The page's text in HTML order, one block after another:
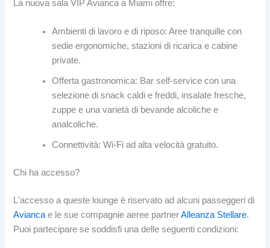
La nuova sala VIP Avianca a Miami offre:
Ambienti di lavoro e di riposo: Aree tranquille con
sedie ergonomiche, stazioni di ricarica e cabine
private.
Offerta gastronomica: Bar self-service con una
selezione di snack caldi e freddi, insalate fresche,
zuppe e una varietà di bevande alcoliche e
analcoliche.
Connettività: Wi-Fi ad alta velocità gratuito.
Chi ha accesso?
L'accesso a queste lounge è riservato ad alcuni passeggeri di
Avianca e le sue compagnie aeree partnerAlleanza Stellare.
Puoi partecipare se soddisfi una delle seguenti condizioni: